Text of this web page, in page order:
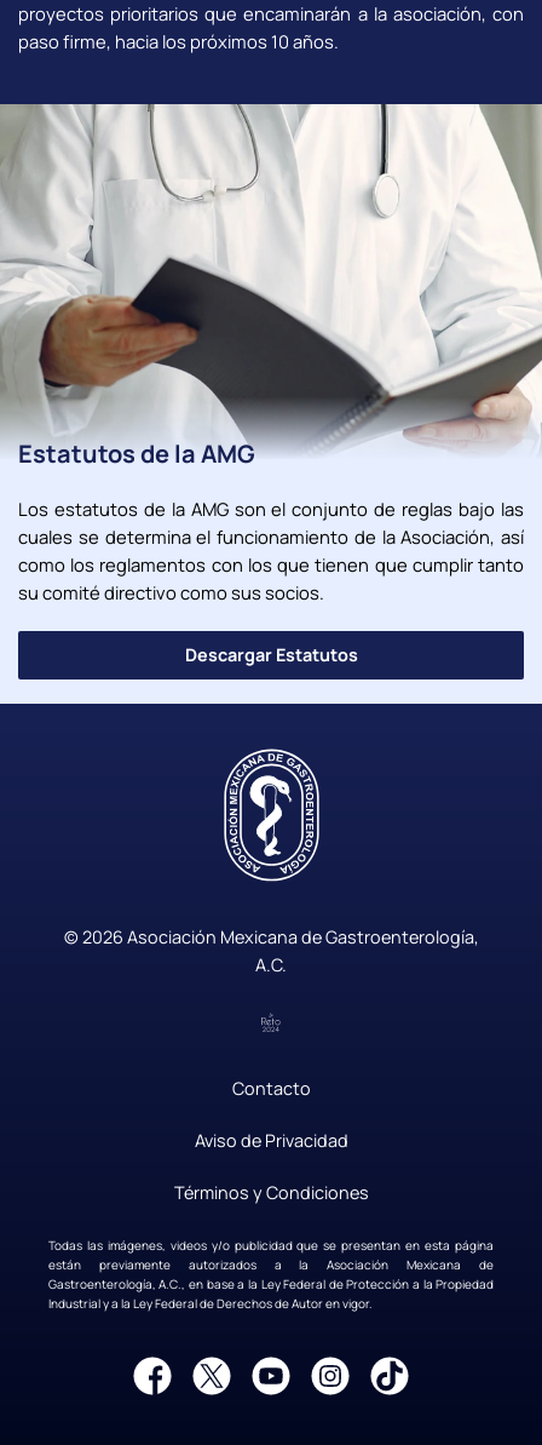
proyectos prioritarios que encaminarán a la asociación, con
paso firme, hacia los próximos 10 años.
Estatutos de la AMG
Los estatutos de la AMG son el conjunto de reglas bajo las
cuales se determina el funcionamiento de la Asociación, así
como los reglamentos con los que tienen que cumplir tanto
su comité directivo como sus socios.
Descargar Estatutos
© 2026 Asociación Mexicana de Gastroenterología,
A.C.
Contacto
Aviso de Privacidad
Términos y Condiciones
Todas las imágenes, videos y/o publicidad que se presentan en esta página
están previamente autorizados a la Asociación Mexicana de
Gastroenterología, A.C., en base a la Ley Federal de Protección a la Propiedad
Industrial y a la Ley Federal de Derechos de Autor en vigor.